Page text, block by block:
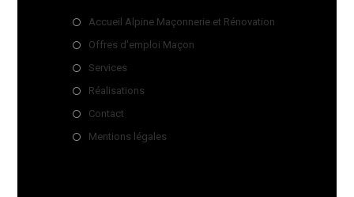
Accueil Alpine Maçonnerie et Rénovation
Offres d'emploi Maçon
Services
Réalisations
Contact
Mentions légales